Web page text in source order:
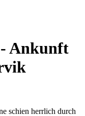
Ankunft
schien herrlich durch